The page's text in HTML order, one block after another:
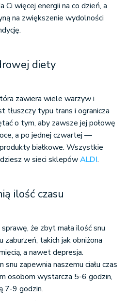
więcej energii na co dzień, a
na zwiększenie wydolności
diety
zawiera wiele warzyw i
tłuszczy typu trans i ogranicza
o tym, aby zawsze jej połowę
a po jednej czwartej —
białkowe. Wszystkie
w sieci sklepówALDI.
ilość czasu
że zbyt mała ilość snu
takich jak obniżona
a nawet depresja.
snu zapewnia naszemu ciału czas
osobom wystarcza 5-6 godzin,
7-9 godzin.